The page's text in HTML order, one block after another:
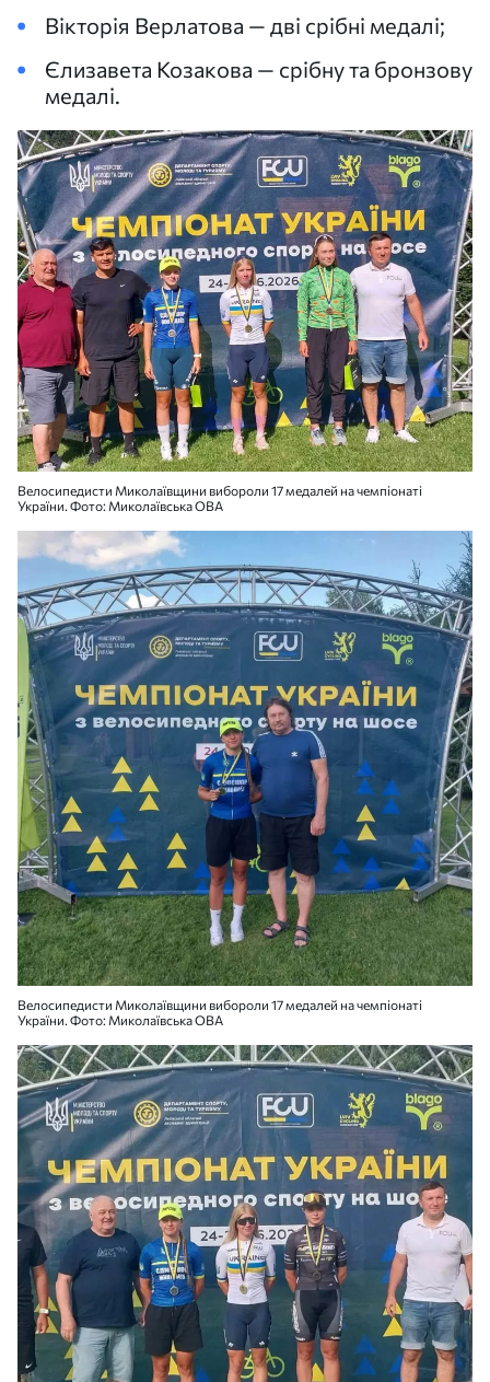
Вікторія Верлатова — дві срібні медалі;
Єлизавета Козакова — срібну та бронзову
медалі.
Велосипедисти Миколаївщини вибороли 17 медалей на чемпіонаті
України. Фото: Миколаївська ОВА
Велосипедисти Миколаївщини вибороли 17 медалей на чемпіонаті
України. Фото: Миколаївська ОВА